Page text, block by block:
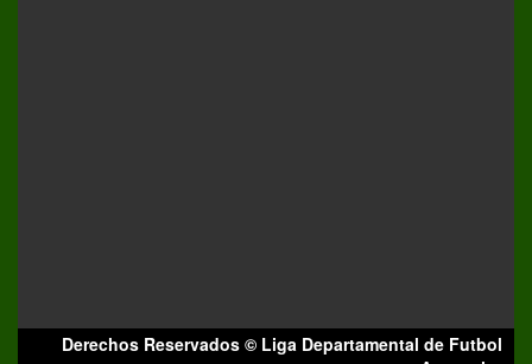
Derechos Reservados © Liga Departamental de Futbol